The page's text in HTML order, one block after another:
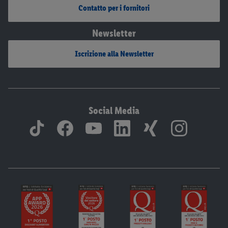
Contatto per i fornitori
Newsletter
Iscrizione alla Newsletter
Social Media